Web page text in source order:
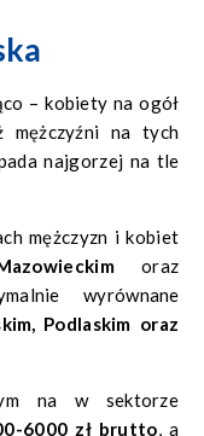
– kobiety na ogół
mężczyźni na tych
najgorzej na tle
mężczyzn i kobiet
oraz
wyrównane
Podlaskim oraz
na w sektorze
6000 zł brutto, a